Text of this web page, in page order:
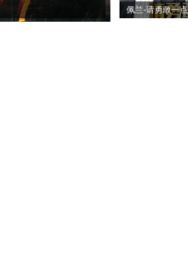
佩兰-请勇敢一点